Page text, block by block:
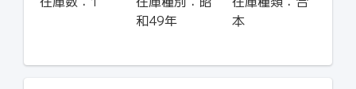
和49年
本